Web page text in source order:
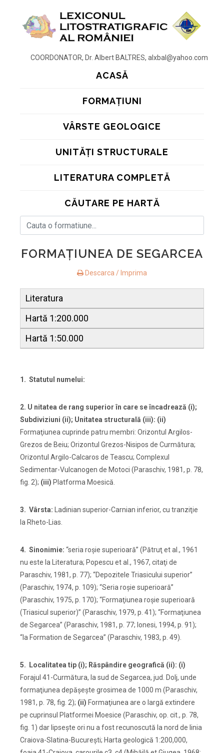
COORDONATOR, Dr. Albert BALTRES, alxbal@yahoo.com
ACASĂ
FORMAȚIUNI
VÂRSTE GEOLOGICE
UNITĂȚI STRUCTURALE
LITERATURA COMPLETĂ
CĂUTARE PE HARTĂ
FORMAŢIUNEA DE SEGARCEA
Descarca / Imprima
Literatura
Hartă 1:200.000
Hartă 1:50.000
1. Statutul numelui:
2. U nitatea de rang superiorîn care se încadrează (i);
Subdiviziuni (ii); Unitatea structurală (iii): (ii)
Formaţiunea cuprinde patru membri: Orizontul Argilos-
Grezos de Beiu; Orizontul Grezos-Nisipos de Curmătura;
Orizontul Argilo-Calcaros de Teascu; Complexul
Sedimentar-Vulcanogen de Motoci (Paraschiv, 1981, p. 78,
fig. 2); (iii) Platforma Moesică.
3. Vârsta: Ladinian superior-Carnian inferior, cu tranziţie
la Rheto-Lias.
4. Sinonimie: “seria roşie superioară” (Pătruţ et al., 1961
nu este la Literatura; Popescu et al., 1967, citaţi de
Paraschiv, 1981, p. 77); “Depozitele Triasicului superior”
(Paraschiv, 1974, p. 109); “Seria roşie superioară”
(Paraschiv, 1975, p. 170); “Formaţiunea roşie superioară
(Triasicul superior)” (Paraschiv, 1979, p. 41); “Formaţiunea
de Segarcea” (Paraschiv, 1981, p. 77; Ionesi, 1994, p. 91);
“la Formation de Segarcea” (Paraschiv, 1983, p. 49).
5. Localitatea tip (i); Răspândire geografică (ii): (i)
Forajul 41-Curmătura, la sud de Segarcea, jud. Dolj, unde
formaţiunea depăşeşte grosimea de 1000 m (Paraschiv,
1981, p. 78, fig. 2); (ii) Formaţiunea are o largă extindere
pe cuprinsul Platformei Moesice (Paraschiv, op. cit., p. 78,
fig. 1) dar lipseşte ori nu a fost recunoscută la nord de linia
Craiova-Slatina-Bucureşti; Harta geologică 1:200,000,